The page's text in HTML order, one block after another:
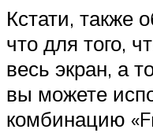
Кстати, также
что для того,
весь экран, а
вы можете
комбинацию